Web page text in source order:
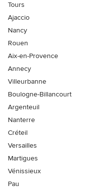
Tours
Ajaccio
Nancy
Rouen
Aix-en-Provence
Annecy
Villeurbanne
Boulogne-Billancourt
Argenteuil
Nanterre
Créteil
Versailles
Martigues
Vénissieux
Pau